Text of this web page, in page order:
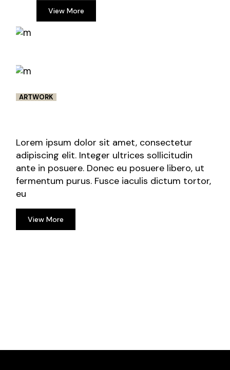
View More
ARTWORK
Lorem ipsum dolor sit amet, consectetur
adipiscing elit. Integer ultrices sollicitudin
ante in posuere. Donec eu posuere libero, ut
fermentum purus. Fusce iaculis dictum tortor,
eu
View More